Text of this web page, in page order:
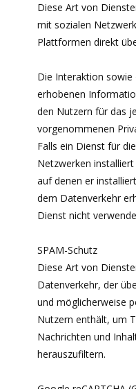
Diese Art von
mit sozialen
Plattformen direkt
Die Interaktion sowie
erhobenen
den Nutzern für das
vorgenommenen
Falls ein Dienst für
Netzwerken
auf denen er
dem Datenverkehr
Dienst nicht
SPAM-Schutz
Diese Art von
Datenverkehr, der
und möglicherweise
Nutzern enthält, um
Nachrichten und
herauszufiltern.